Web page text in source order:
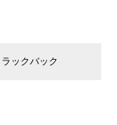
ックバック